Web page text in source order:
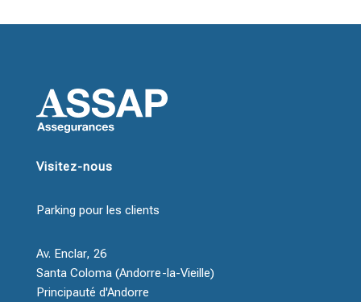
Visitez-nous
Parking pour les clients
Av. Enclar, 26
Santa Coloma (Andorre-la-Vieille)
Principauté d'Andorre